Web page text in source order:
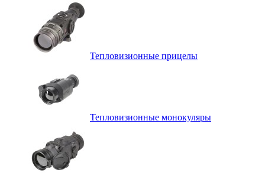
Тепловизионные прицелы
Тепловизионные монокуляры